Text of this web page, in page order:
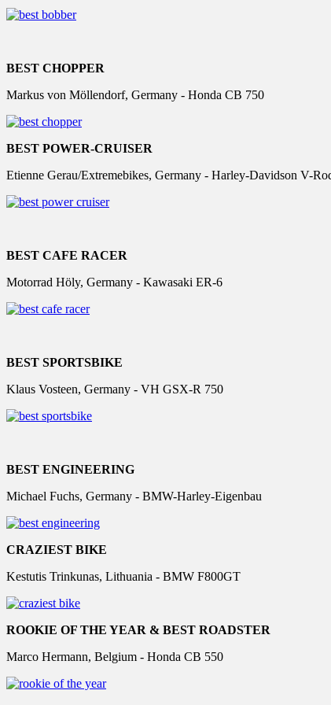
BEST CHOPPER
Markus von Möllendorf, Germany - Honda CB 750
BEST POWER-CRUISER
Etienne Gerau/Extremebikes, Germany - Harley-Davidson V-
BEST CAFE RACER
Motorrad Höly, Germany - Kawasaki ER-6
BEST SPORTSBIKE
Klaus Vosteen, Germany - VH GSX-R 750
BEST ENGINEERING
Michael Fuchs, Germany - BMW-Harley-Eigenbau
CRAZIEST BIKE
Kestutis Trinkunas, Lithuania - BMW F800GT
ROOKIE OF THE YEAR & BEST ROADSTER
Marco Hermann, Belgium - Honda CB 550